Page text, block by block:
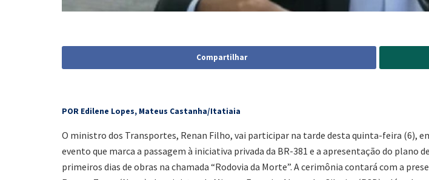
Compartilhar
POR Edilene Lopes, Mateus Castanha/Itatiaia
O ministro dos Transportes, Renan Filho, vai participar na tarde desta quinta-feira (6),
evento que marca a passagem à iniciativa privada da BR-381 e a apresentação do plano
primeiros dias de obras na chamada “Rodovia da Morte”. A cerimônia contará com a